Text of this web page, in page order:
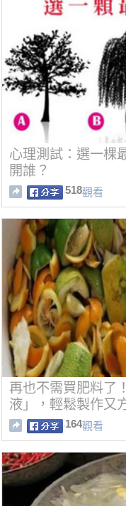
心理測試：選一棵
開誰？
518觀看
再也不需買肥料了
液」，輕鬆製作又
164觀看